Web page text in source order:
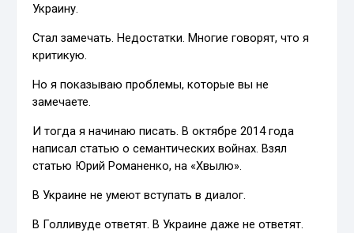
Украину.
Стал замечать. Недостатки. Многие говорят, что я
критикую.
Но я показываю проблемы, которые вы не
замечаете.
И тогда я начинаю писать. В октябре 2014 года
написал статью о семантических войнах. Взял
статью Юрий Романенко, на «Хвылю».
В Украине не умеют вступать в диалог.
В Голливуде ответят. В Украине даже не ответят.